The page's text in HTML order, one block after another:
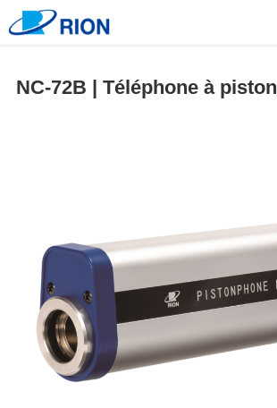
NC-72B | Téléphone à piston